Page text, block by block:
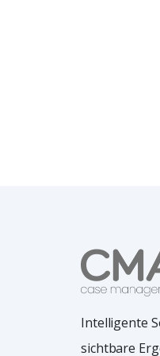
Intelligente
sichtbare